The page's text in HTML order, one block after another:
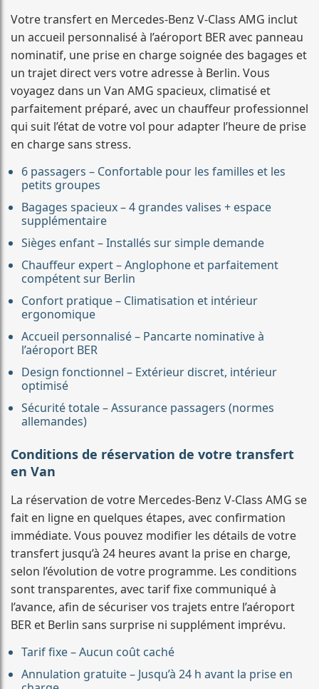
Votre transfert en Mercedes-Benz V-Class AMG inclut
un accueil personnalisé à l’aéroport BER avec panneau
nominatif, une prise en charge soignée des bagages et
un trajet direct vers votre adresse à Berlin. Vous
voyagez dans un Van AMG spacieux, climatisé et
parfaitement préparé, avec un chauffeur professionnel
qui suit l’état de votre vol pour adapter l’heure de prise
en charge sans stress.
6 passagers – Confortable pour les familles et les
petits groupes
Bagages spacieux – 4 grandes valises + espace
supplémentaire
Sièges enfant – Installés sur simple demande
Chauffeur expert – Anglophone et parfaitement
compétent sur Berlin
Confort pratique – Climatisation et intérieur
ergonomique
Accueil personnalisé – Pancarte nominative à
l’aéroport BER
Design fonctionnel – Extérieur discret, intérieur
optimisé
Sécurité totale – Assurance passagers (normes
allemandes)
Conditions de réservation de votre transfert
en Van
La réservation de votre Mercedes-Benz V-Class AMG se
fait en ligne en quelques étapes, avec confirmation
immédiate. Vous pouvez modifier les détails de votre
transfert jusqu’à 24 heures avant la prise en charge,
selon l’évolution de votre programme. Les conditions
sont transparentes, avec tarif fixe communiqué à
l’avance, afin de sécuriser vos trajets entre l’aéroport
BER et Berlin sans surprise ni supplément imprévu.
Tarif fixe – Aucun coût caché
Annulation gratuite – Jusqu’à 24 h avant la prise en